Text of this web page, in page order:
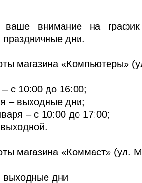
внимание на график
праздничные дни.
магазина «Компьютеры»
с 10:00 до 16:00;
– выходные дни;
– с 10:00 до 17:00;
магазина «Коммаст» (ул.
дни